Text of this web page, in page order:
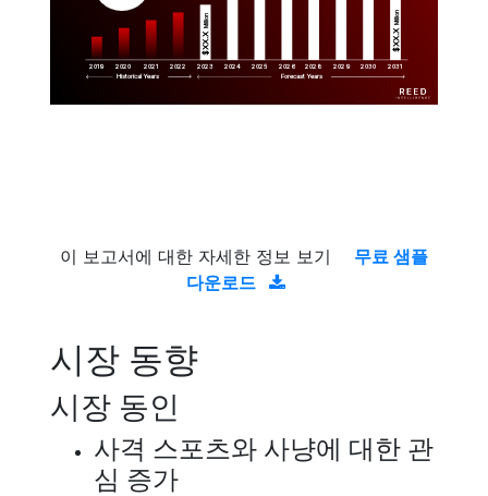
2019 2020 2021 2022 2023 2024 2025 2026 2028 2029 2030 2031
$XX.X
Million
$XX.X
Million
Historical Years Forecast Years
이 보고서에 대한 자세한 정보 보기
무료 샘플
다운로드
시장 동향
시장 동인
사격 스포츠와 사냥에 대한 관
심 증가